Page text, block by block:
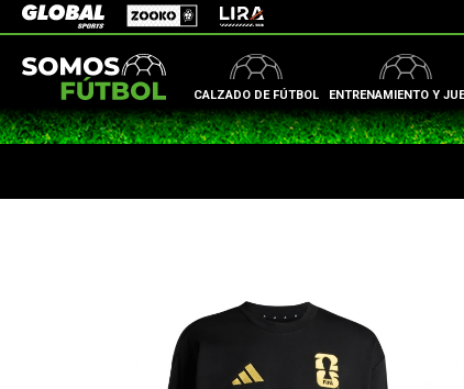
CALZADO DE FÚTBOL ENTRENAMIENTO Y
Global Sports Zooko Lira